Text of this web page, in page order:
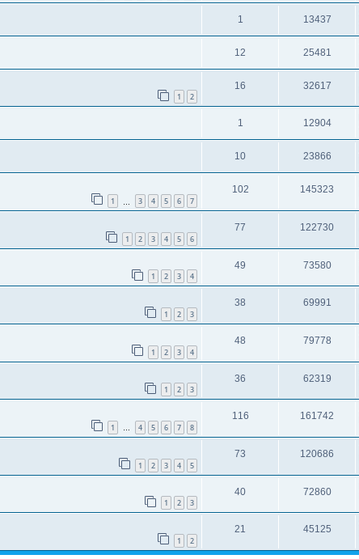
1 13437
12 25481
1 2
16 32617
1 12904
10 23866
1 3 4 5 6 7
102 145323
1 2 3 4 5 6
77 122730
1 2 3 4
49 73580
1 2 3
38 69991
1 2 3 4
48 79778
1 2 3
36 62319
1 … 4 5 6 7 8
116 161742
1 2 3 4 5
73 120686
1 2 3
40 72860
1 2
21 45125